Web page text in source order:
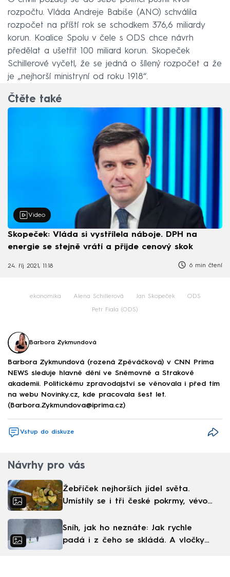
rozpočtu. Vláda Andreje Babiše (ANO) schválila
rozpočet na příští rok se schodkem 376,6 miliardy
korun. Koalice Spolu v čele s ODS chce návrh
předělat a ušetřit 100 miliard korun. Skopeček
Schillerové vyčetl, že se jedná o šílený rozpočet a že
je „nejhorší ministryní od roku 1918“.
Čtěte také
Video
Skopeček: Vláda si vystřílela náboje. DPH na
energie se stejně vrátí a přijde cenový skok
24. říj 2021, 11:18 6 min čtení
ekonomika Alena Schillerová Jan Skopeček ODS
Petr Fiala (ODS)
Barbora Zykmundová
Barbora Zykmundová (rozená Zpěváčková) v CNN Prima
NEWS sleduje hlavně dění ve Sněmovně a Strakově
akademii. Politickému zpravodajství se věnovala i před tím
na webu Novinky.cz, kde pracovala šest let.
(Barbora.Zykmundova@iprima.cz)
Vstup do diskuze
Návrhy pro vás
Žebříček nejhorších jídel světa.
Umístily se i tři české pokrmy, vévodí
Sníh, jak ho neznáte: Jak rychle
padá i z čeho se skládá. A vločky